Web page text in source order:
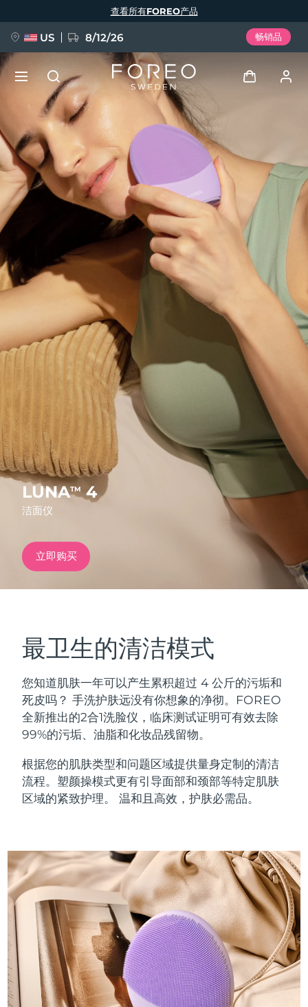
LUNATM4
洁面仪
立即购买
最卫生的清洁模式
您知道肌肤一年可以产生累积超过 4 公斤的污垢和
死皮吗？ 手洗护肤远没有你想象的净彻。FOREO
全新推出的2合1洗脸仪，临床测试证明可有效去除
99%的污垢、油脂和化妆品残留物。
根据您的肌肤类型和问题区域提供量身定制的清洁
流程。塑颜操模式更有引导面部和颈部等特定肌肤
区域的紧致护理。 温和且高效，护肤必需品。
查看所有FOREO产品
US 8/12/26 畅销品
用户信息
我的设备
我的订单
我的地址
我的订阅
新品
FAQ™ Pure Beauty-Tech Elixir
BREAKING NEWS
issa™ Teeth Whitening Set
FAQ™ Dual LED Panel
热门产品
特别优惠
红光疗法
面部清洁
LUNA™ 4 套装
Anti-aging massage
LUNA™ 4 Plus
LUNA™ 4 Men
For men, anti-aging massage
LUNA™ 4 mini
For young skin, T-zone
LUNA™ 4 go
紧致提拉
BEAR™ 2 套装
Microcurrent toning
BEAR™ 2 go
BEAR™ 2 eyes & lips
Microcurrent line smoothing device
面部提拉护理
Premium anti-aging skincare
BEAR™ 设备
补水保湿
UFO™ 3 套装
UFO™ 3 LED
Near-infrared and red light therapy
device
UFO™ 3 mini
Red light therapy device for young skin
口腔护理
issa™ 4
issa™ 4 plus
Smart hybrid silicone sonic toothbrush
issa™ 4 smile
Hybrid silicone sonic toothbrush
抗老
FAQ™ 101
Clinical anti-aging
FAQ™ 102
LED治疗
NEW
FAQ™ 201
LED mask
FAQ™ 202
生发 肌肤年轻化
NEW
语言
English Deutsch
Español
Français
Italiano
Português
Svenska
Русский
Türkçe
简体中文 繁體中文
发货国家
美国 预计送达日期 12/8/26
英国 预计送达日期11/8/26
西班牙 11/8/26
澳大利亚 预计送达日期 14/8/26
法国 预计送达日期
德国 预计送达日期
加拿大 预计送达日期 15/8/26
奥地利 预计送达日期
比利时 预计送达日期11/8/26
百慕大 预计送达日期
波斯尼亚和黑塞哥维那 预计送达日期14/8/26
文莱 预计送达日期
加拿大 预计送达日期15/8/26
智利 预计送达日期15/8/26
中国 预计送达日期 11/8/26
哥伦比亚 预计送达日期15/8/26
克罗地亚 预计送达日期11/8/26